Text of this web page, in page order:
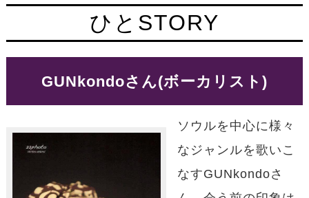
ひとSTORY
GUNkondoさん(ボーカリスト)
ソウルを中心に様々
なジャンルを歌いこ
なすGUNkondoさ